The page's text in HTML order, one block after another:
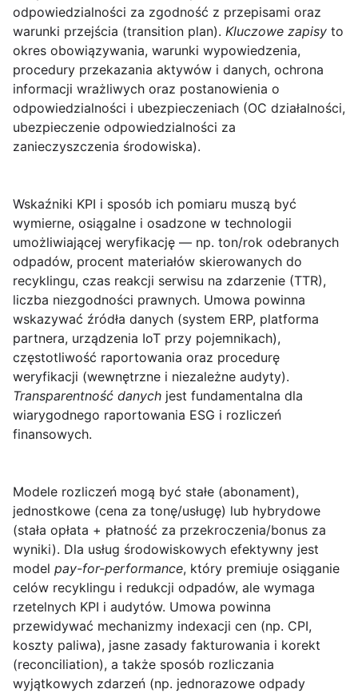
odpowiedzialności za zgodność z przepisami oraz
warunki przejścia (transition plan). Kluczowe zapisy to
okres obowiązywania, warunki wypowiedzenia,
procedury przekazania aktywów i danych, ochrona
informacji wrażliwych oraz postanowienia o
odpowiedzialności i ubezpieczeniach (OC działalności,
ubezpieczenie odpowiedzialności za
zanieczyszczenia środowiska).
Wskaźniki KPI i sposób ich pomiaru muszą być
wymierne, osiągalne i osadzone w technologii
umożliwiającej weryfikację — np. ton/rok odebranych
odpadów, procent materiałów skierowanych do
recyklingu, czas reakcji serwisu na zdarzenie (TTR),
liczba niezgodności prawnych. Umowa powinna
wskazywać źródła danych (system ERP, platforma
partnera, urządzenia IoT przy pojemnikach),
częstotliwość raportowania oraz procedurę
weryfikacji (wewnętrzne i niezależne audyty).
Transparentność danych jest fundamentalna dla
wiarygodnego raportowania ESG i rozliczeń
finansowych.
Modele rozliczeń mogą być stałe (abonament),
jednostkowe (cena za tonę/usługę) lub hybrydowe
(stała opłata + płatność za przekroczenia/bonus za
wyniki). Dla usług środowiskowych efektywny jest
model pay-for-performance, który premiuje osiąganie
celów recyklingu i redukcji odpadów, ale wymaga
rzetelnych KPI i audytów. Umowa powinna
przewidywać mechanizmy indexacji cen (np. CPI,
koszty paliwa), jasne zasady fakturowania i korekt
(reconciliation), a także sposób rozliczania
wyjątkowych zdarzeń (np. jednorazowe odpady